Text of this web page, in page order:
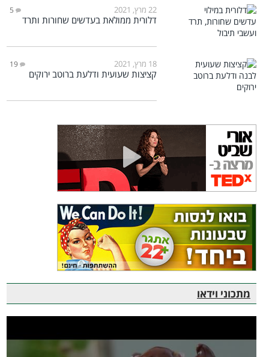
22 מרץ, 2021 5
דלורית ממולאת בעדשים שחורות ותרד
18 מרץ, 2021 19
קציצות שעועית ודלעת ברוטב ירוקים
מתכוני וידאו